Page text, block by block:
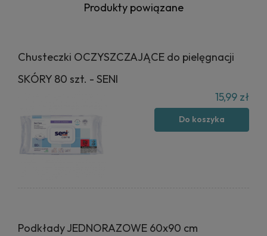
Produkty powiązane
Chusteczki OCZYSZCZAJĄCE do pielęgnacji
SKÓRY 80 szt. - SENI
15,99 zł
Do koszyka
Podkłady JEDNORAZOWE 60x90 cm